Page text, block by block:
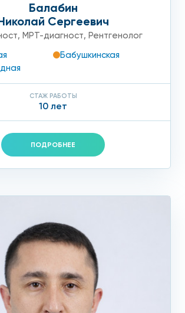
Балабин
Сергеевич
, МРТ-диагност, Рентгенолог
Бабушкинская
СТАЖ РАБОТЫ
10 лет
ПОДРОБНЕЕ